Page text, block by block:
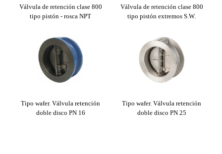
Válvula de retención clase 800
tipo pistón - rosca NPT
Válvula de retención clase 800
tipo pistón extremos S.W.
Tipo wafer. Válvula retención
doble disco PN 16
Tipo wafer. Válvula retención
doble disco PN 25